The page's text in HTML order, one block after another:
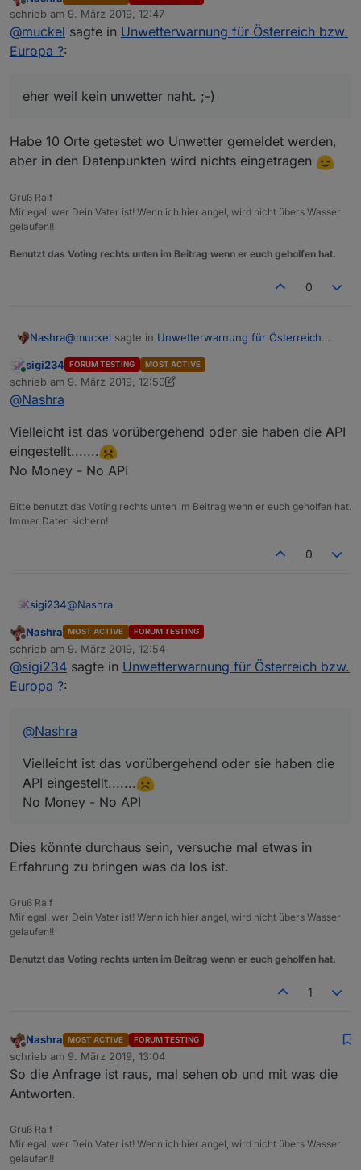
Offline
schrieb am 9. März 2019, 12:47
zuletzt editiert von
@muckel sagte in Unwetterwarnung für Österreich bzw.
Europa ?:
eher weil kein unwetter naht. ;-)
Habe 10 Orte getestet wo Unwetter gemeldet werden,
aber in den Datenpunkten wird nichts eingetragen
Gruß Ralf
Mir egal, wer Dein Vater ist! Wenn ich hier angel, wird nicht übers Wasser
gelaufen!!
Benutzt das Voting rechts unten im Beitrag wenn er euch geholfen hat.
0
Nashra@muckel sagte in Unwetterwarnung für Österreich
eher weil kein unwetter naht. ;-)
aber in den Datenpunkten wird nichts eingetragen
Online
sigi234 FORUM TESTING MOST ACTIVE
schrieb am 9. März 2019, 12:50
zuletzt editiert von sigi2343. Sept. 2019, 13:50
@Nashra
Vielleicht ist das vorübergehend oder sie haben die API
eingestellt.......
No Money - No API
Bitte benutzt das Voting rechts unten im Beitrag wenn er euch geholfen hat.
Immer Daten sichern!
0
sigi234@Nashra
Vielleicht ist das vorübergehend oder sie haben die
API eingestellt.......
No Money - No API
Offline
Nashra MOST ACTIVE FORUM TESTING
schrieb am 9. März 2019, 12:54
zuletzt editiert von
@sigi234 sagte in Unwetterwarnung für Österreich bzw.
Europa ?:
@Nashra
Vielleicht ist das vorübergehend oder sie haben die
API eingestellt.......
No Money - No API
Dies könnte durchaus sein, versuche mal etwas in
Erfahrung zu bringen was da los ist.
Gruß Ralf
Mir egal, wer Dein Vater ist! Wenn ich hier angel, wird nicht übers Wasser
gelaufen!!
Benutzt das Voting rechts unten im Beitrag wenn er euch geholfen hat.
1
Offline
Nashra MOST ACTIVE FORUM TESTING
schrieb am 9. März 2019, 13:04
zuletzt editiert von
So die Anfrage ist raus, mal sehen ob und mit was die
Antworten.
Gruß Ralf
Mir egal, wer Dein Vater ist! Wenn ich hier angel, wird nicht übers Wasser
gelaufen!!